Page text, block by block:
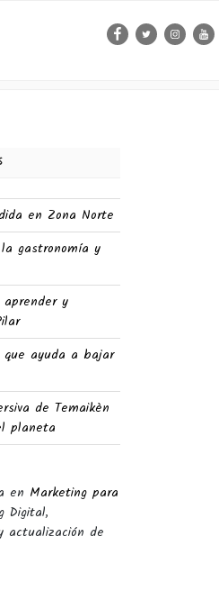
Facebook
Twitter
en Zona Norte
gastronomía y
y
que ayuda a bajar
de Temaikèn
planeta
en Marketing para
Digital,
actualización de